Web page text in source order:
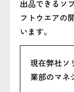
出品できるソ
フトウエアの
います。
現在弊社ソ
業部のマネ